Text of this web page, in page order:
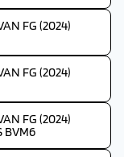
FG (2024)
FG (2024)
FG (2024)
BVM6